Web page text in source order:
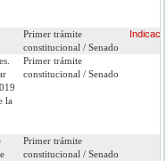
en moción de los
señora Provoste y
que modifica la ley
de la vida privada,
se informe sobre las
la educación en
Primer trámite
constitucional / Senado
la
Primer trámite
constitucional / Senado
Primer trámite
constitucional / Senado